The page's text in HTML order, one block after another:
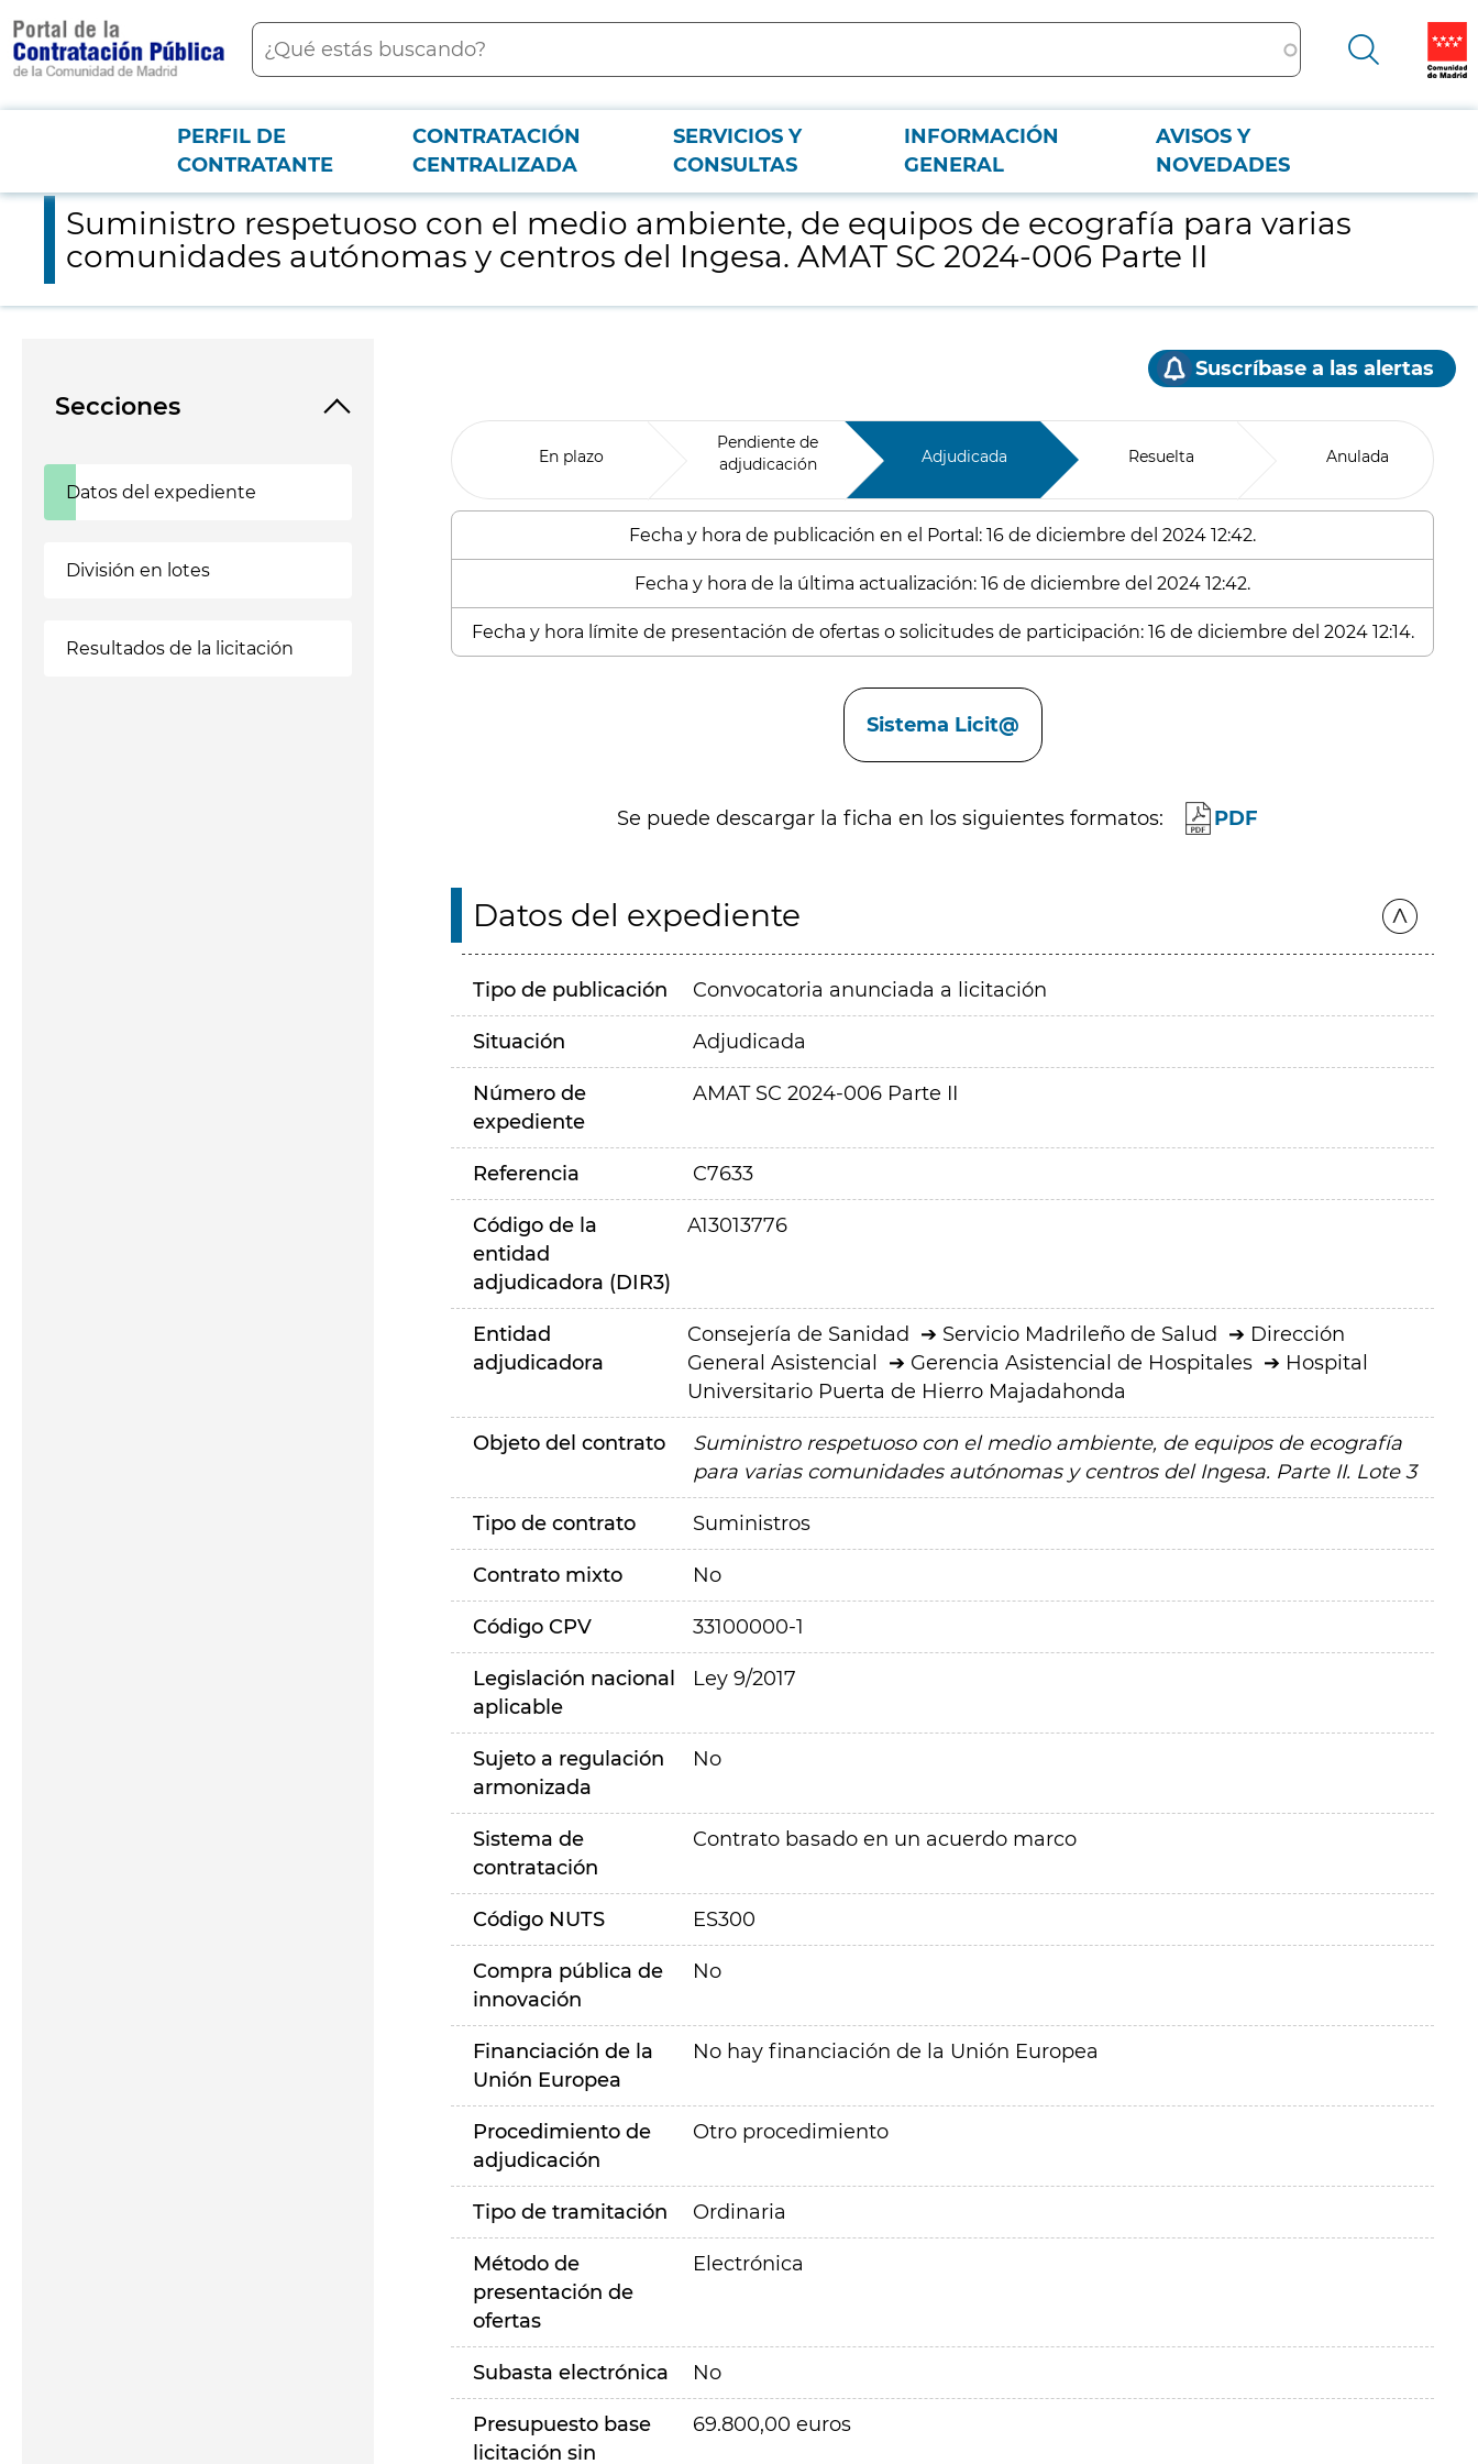
contenido
principal
Buscar
Menú PCON
PERFIL DE
CONTRATANTE
CONTRATACIÓN
CENTRALIZADA
SERVICIOS Y
CONSULTAS
INFORMACIÓN
GENERAL
AVISOS Y
NOVEDADES
Suministro respetuoso con el medio ambiente, de equipos de ecografía para varias comunidades autónomas y centros del Ingesa. AMAT SC 2024-006 Parte II
Suministro respetuoso con el medio ambiente, de equipos de ecografía para varias
comunidades autónomas y centros del Ingesa. AMAT SC 2024-006 Parte II
Secciones
Datos del expediente
División en lotes
Resultados de la licitación
Suscríbase a las alertas
En plazo
Pendiente de
adjudicación
Adjudicada Resuelta Anulada
Fecha y hora de publicación en el Portal: 16 de diciembre del 2024 12:42.
Fecha y hora de la última actualización: 16 de diciembre del 2024 12:42.
Fecha y hora límite de presentación de ofertas o solicitudes de participación: 16 de diciembre del 2024 12:14.
Sistema Licit@
Se puede descargar la ficha en los siguientes formatos: PDF
Datos del expediente
Tipo de publicación Convocatoria anunciada a licitación
Situación Adjudicada
Número de
expediente
AMAT SC 2024-006 Parte II
Referencia C7633
Código de la
entidad
adjudicadora (DIR3)
A13013776
Entidad
adjudicadora
Consejería de Sanidad Servicio Madrileño de Salud
Dirección
General Asistencial
Gerencia Asistencial de Hospitales
Hospital
Universitario Puerta de Hierro Majadahonda
Objeto del contrato
Suministro respetuoso con el medio ambiente, de equipos de ecografía
para varias comunidades autónomas y centros del Ingesa. Parte II. Lote 3
Tipo de contrato Suministros
Contrato mixto No
Código CPV 33100000-1
Legislación nacional
aplicable
Ley 9/2017
Sujeto a regulación
armonizada
No
Sistema de
contratación
Contrato basado en un acuerdo marco
Código NUTS ES300
Compra pública de
innovación
No
Financiación de la
Unión Europea
No hay financiación de la Unión Europea
Procedimiento de
adjudicación
Otro procedimiento
Tipo de tramitación Ordinaria
Método de
presentación de
ofertas
Electrónica
Subasta electrónica No
Presupuesto base
licitación sin
69.800,00 euros